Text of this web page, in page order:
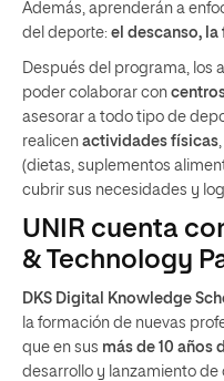
Además, aprenderán a
del deporte: el descanso,
Después del programa, los
poder colaborar con
asesorar a todo tipo de
realicen actividades físicas
(dietas, suplementos
cubrir sus necesidades y
UNIR cuenta
& Technology
DKS Digital Knowledge
la formación de nuevas
que en sus más de 10 años
desarrollo y lanzamiento de